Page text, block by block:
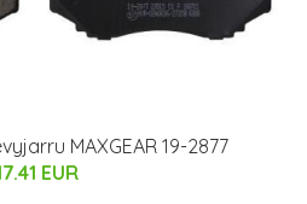
MAXGEAR 19-2877
EUR